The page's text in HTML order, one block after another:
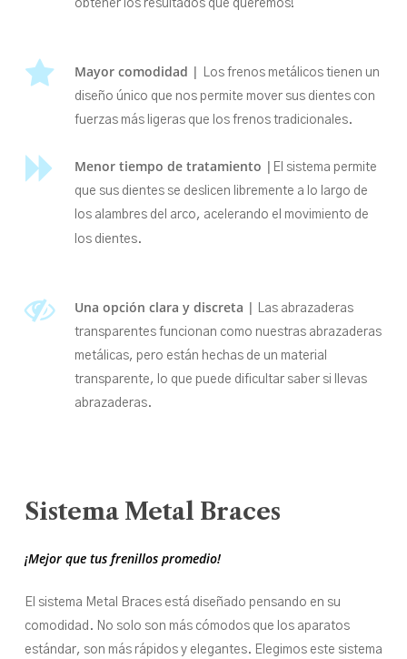
obtener los resultados que queremos!
Mayor comodidad |
Los frenos metálicos tienen un
diseño único que nos permite mover sus dientes con
fuerzas más ligeras que los frenos tradicionales.
Menor tiempo de tratamiento | El sistema permite
que sus dientes se deslicen libremente a lo largo de
los alambres del arco, acelerando el movimiento de
los dientes.
Una opción clara y discreta |
Las abrazaderas
transparentes funcionan como nuestras abrazaderas
metálicas, pero están hechas de un material
transparente, lo que puede dificultar saber si llevas
abrazaderas.
Sistema Metal Braces
¡Mejor que tus frenillos promedio!
El sistema Metal Braces está diseñado pensando en su
comodidad. No solo son más cómodos que los aparatos
estándar, son más rápidos y elegantes. Elegimos este sistema